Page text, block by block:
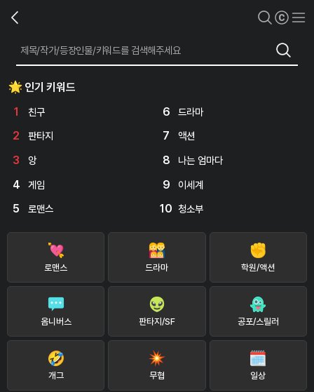
인기 키워드
1
친구
2 판타지
3 앙
4 게임
5 로맨스
6 드라마
7 액션
8 나는 엄마다
9 이세계
10 청소부
로맨스 드라마 학원/액션
옴니버스 판타지/SF 공포/스릴러
개그 무협 일상